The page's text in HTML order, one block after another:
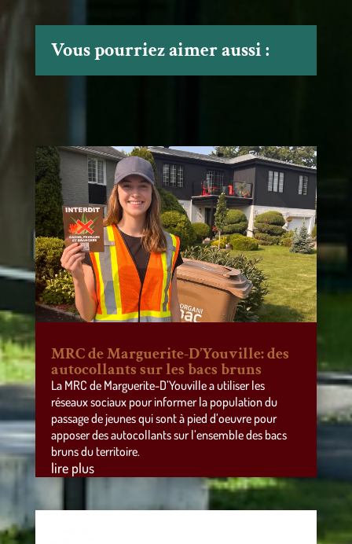
Vous pourriez aimer aussi :
MRC de Marguerite-D’Youville: des
autocollants sur les bacs bruns
La MRC de Marguerite-D’Youville a utiliser les
réseaux sociaux pour informer la population du
passage de jeunes qui sont à pied d’oeuvre pour
apposer des autocollants sur l’ensemble des bacs
bruns du territoire.
lire plus